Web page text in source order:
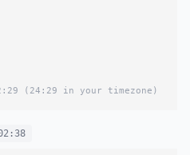
(24:29 in your timezone)